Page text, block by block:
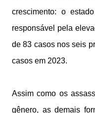
crescimento: o
responsável pela
de 83 casos nos seis
casos em 2023.
Assim como os
gênero, as demais